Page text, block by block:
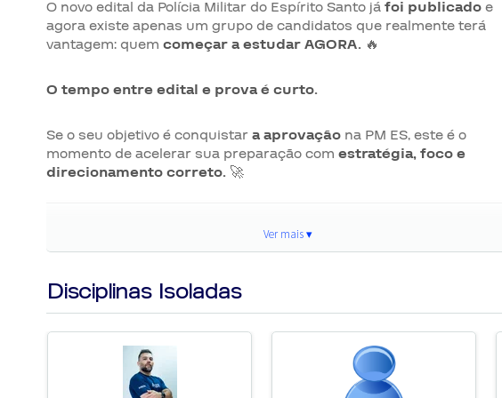
O novo edital da Polícia Militar do Espírito Santo jáfoi publicadoe
agora existe apenas um grupo de candidatos que realmente terá
vantagem: quem começar a estudar AGORA. 🔥
O tempo entre edital e prova é curto.
Se o seu objetivo é conquistara aprovação na PM ES, este é o
momento de acelerar sua preparação com estratégia, foco e
direcionamento correto. 🚀
📢 Edital PUBLICADO – PM ES 2026
Período de inscrições:
Solicitação de isenção:
08/06 a 09/06/2026
Pagamento da taxa:
Local de prova:
Ver mais ▾
Disciplinas Isoladas